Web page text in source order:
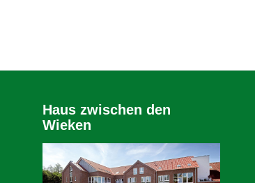
Haus zwischen den
Wieken